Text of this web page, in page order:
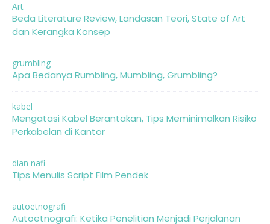
Art
Beda Literature Review, Landasan Teori, State of Art
dan Kerangka Konsep
grumbling
Apa Bedanya Rumbling, Mumbling, Grumbling?
kabel
Mengatasi Kabel Berantakan, Tips Meminimalkan Risiko
Perkabelan di Kantor
dian nafi
Tips Menulis Script Film Pendek
autoetnografi
Autoetnografi: Ketika Penelitian Menjadi Perjalanan